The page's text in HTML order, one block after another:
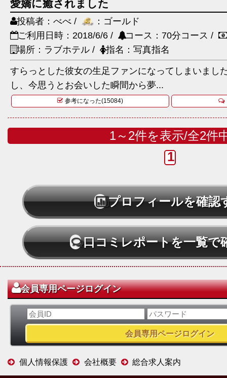
愛嬌に癒されました
投稿者：べべ /
：ゴールド
ご利用日時：2018/6/6 /
コース：70分コース /
場所：ラブホテル /
指名：写真指名
すらっとした彼女の生足ファンになってしまいまし
し、今思うとお会いした瞬間から夢...
参考になった(15084)
1～2件を表示/全2件
1
プロフィールを確認
口コミレポートを一覧で
会員専用ページログイン
個人情報保護 会社概要 総合求人案内